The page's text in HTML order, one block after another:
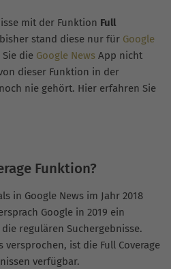
mit der Funktion Full
stand diese nur für Google
die Google News App nicht
dieser Funktion in der
nie gehört. Hier erfahren Sie
Funktion?
in Google News im Jahr 2018
Google in 2019 ein
regulären Suchergebnisse.
versprochen, ist die Full Coverage
verfügbar.